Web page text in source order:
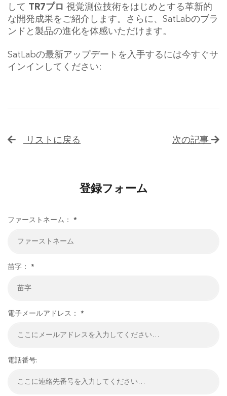
して TR7プロ 視覚測位技術をはじめとする革新的
な開発成果をご紹介します。さらに、SatLabのブラ
ンドと製品の進化を体感いただけます。
SatLabの最新アップデートを入手するには今すぐサ
インインしてください:
リストに戻る 次の記事
登録フォーム
ファーストネーム： *
苗字： *
電子メールアドレス： *
電話番号: